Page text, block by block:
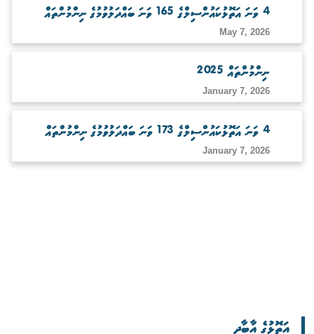
4 ވަނަ އަތޮޅުކައުންސިލްގެ 165 ވަނަ ބައްދަލުވުމުގެ ނިންމުންތައް
May 7, 2026
ނިންމުންތައް 2025
January 7, 2026
4 ވަނަ އަތޮޅުކައުންސިލްގެ 173 ވަނަ ބައްދަލުވުމުގެ ނިންމުންތައް
January 7, 2026